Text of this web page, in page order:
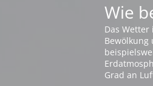
Wie
Das
Grad an